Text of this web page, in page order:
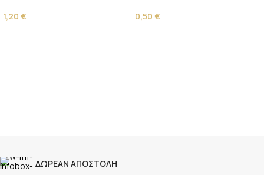
1,20 € 0,50 €
ΔΩΡΕΑΝ ΑΠΟΣΤΟΛΗ